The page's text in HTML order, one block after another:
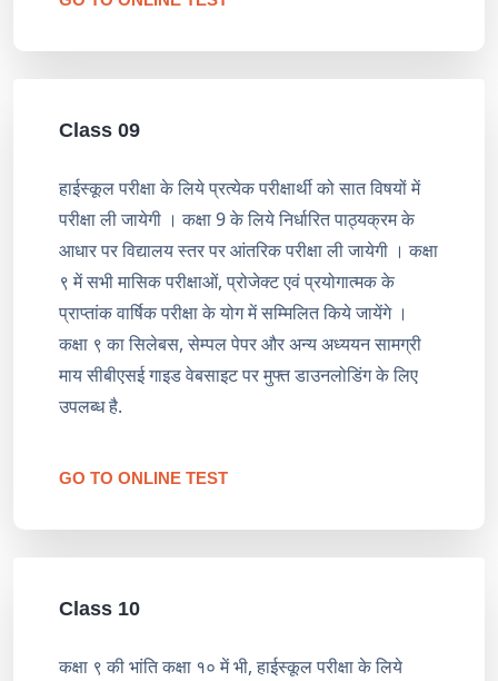
Class 09
हाईस्कूल परीक्षा के लिये प्रत्येक परीक्षार्थी को सात विषयों में
परीक्षा ली जायेगी । कक्षा 9 के लिये निर्धारित पाठ्यक्रम के
आधार पर विद्यालय स्तर पर आंतरिक परीक्षा ली जायेगी । कक्षा
९ में सभी मासिक परीक्षाओं, प्रोजेक्ट एवं प्रयोगात्मक के
प्राप्तांक वार्षिक परीक्षा के योग में सम्मिलित किये जायेंगे ।
कक्षा ९ का सिलेबस, सेम्पल पेपर और अन्य अध्ययन सामग्री
माय सीबीएसई गाइड वेबसाइट पर मुफ्त डाउनलोडिंग के लिए
उपलब्ध है.
GO TO ONLINE TEST
Class 10
कक्षा ९ की भांति कक्षा १० में भी, हाईस्कूल परीक्षा के लिये